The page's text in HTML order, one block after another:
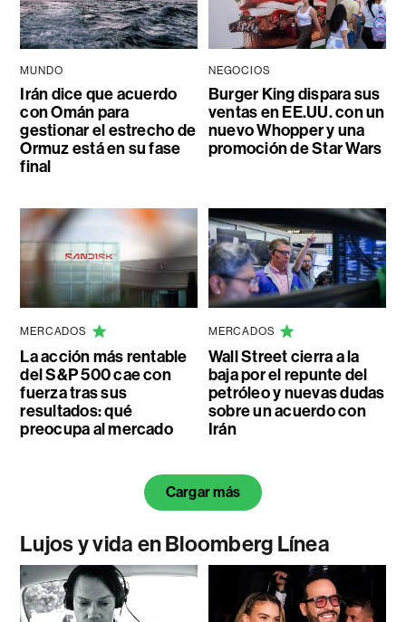
MUNDO
Irán dice que acuerdo
con Omán para
gestionar el estrecho de
Ormuz está en su fase
final
NEGOCIOS
Burger King dispara sus
ventas en EE.UU. con un
nuevo Whopper y una
promoción de Star Wars
MERCADOS
La acción más rentable
del S&P 500 cae con
fuerza tras sus
resultados: qué
preocupa al mercado
MERCADOS
Wall Street cierra a la
baja por el repunte del
petróleo y nuevas dudas
sobre un acuerdo con
Irán
Cargar más
Lujos y vida en Bloomberg Línea